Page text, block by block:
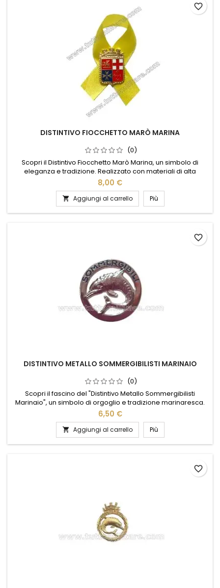
DISTINTIVO FIOCCHETTO MARÒ MARINA
(0)
Scopri il Distintivo Fiocchetto Marò Marina, un simbolo di
eleganza e tradizione. Realizzato con materiali di alta
qualità, questo distintivo rappresenta l'orgoglio e la
dedizione dei marò della Marina. Il suo design raffinato e
dettagliato lo rende perfetto per chi desidera portare con sé
un pezzo di storia e onore. Ideale per collezionisti o come
regalo...
8,00 €
 Aggiungi al carrello Più
favorite_border
DISTINTIVO METALLO SOMMERGIBILISTI MARINAIO
(0)
Scopri il fascino del "Distintivo Metallo Sommergibilisti
Marinaio", un simbolo di orgoglio e tradizione marinaresca.
Realizzato con materiali di alta qualità, questo distintivo
cattura l'essenza dell'avventura subacquea e del coraggio. Il
suo design dettagliato e raffinato rende omaggio ai valorosi
sommergibilisti, perfetto per collezionisti e...
6,50 €
 Aggiungi al carrello Più
favorite_border
favorite_border